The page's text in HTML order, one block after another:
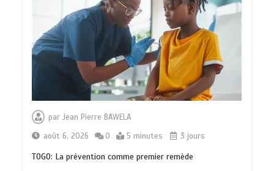
parJean Pierre BAWELA
août 6, 2026
0 5 minutes 3 jours
TOGO: La prévention comme premier remède